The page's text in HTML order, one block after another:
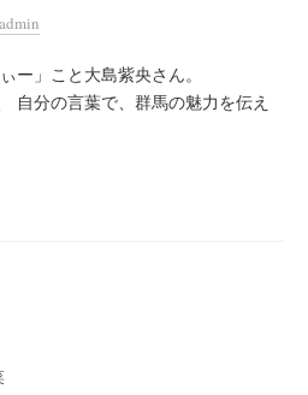
admin
てぃー」こと大島紫央さん。
自分の言葉で、群馬の魅力を伝え